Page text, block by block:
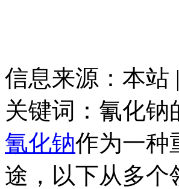
信息来源：本站
关键词：氰化钠
氰化钠作为一种
途，以下从多个